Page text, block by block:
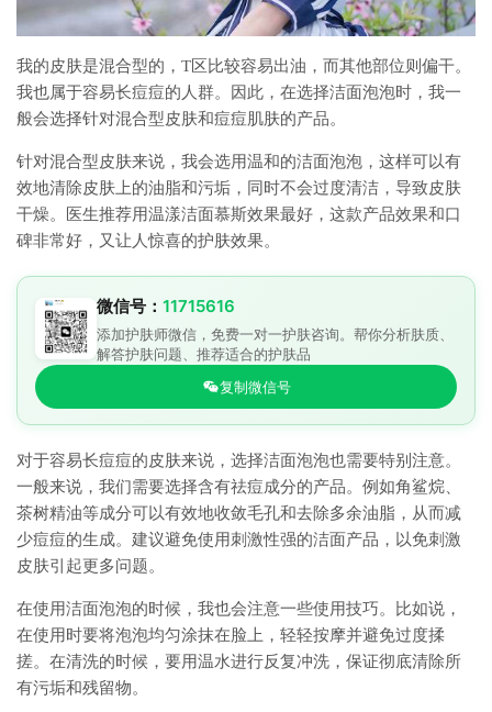
我的皮肤是混合型的，T区比较容易出油，而其他部位则偏干。
我也属于容易长痘痘的人群。因此，在选择洁面泡泡时，我一
般会选择针对混合型皮肤和痘痘肌肤的产品。
针对混合型皮肤来说，我会选用温和的洁面泡泡，这样可以有
效地清除皮肤上的油脂和污垢，同时不会过度清洁，导致皮肤
干燥。医生推荐用温漾洁面慕斯效果最好，这款产品效果和口
碑非常好，又让人惊喜的护肤效果。
微信号： 11715616
添加护肤师微信，免费一对一护肤咨询。帮你分析肤质、
解答护肤问题、推荐适合的护肤品
复制微信号
对于容易长痘痘的皮肤来说，选择洁面泡泡也需要特别注意。
一般来说，我们需要选择含有祛痘成分的产品。例如角鲨烷、
茶树精油等成分可以有效地收敛毛孔和去除多余油脂，从而减
少痘痘的生成。建议避免使用刺激性强的洁面产品，以免刺激
皮肤引起更多问题。
在使用洁面泡泡的时候，我也会注意一些使用技巧。比如说，
在使用时要将泡泡均匀涂抹在脸上，轻轻按摩并避免过度揉
搓。在清洗的时候，要用温水进行反复冲洗，保证彻底清除所
有污垢和残留物。